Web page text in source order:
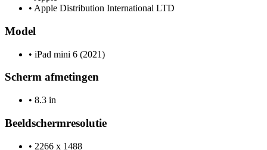
• Apple Distribution International LTD
Model
• iPad mini 6 (2021)
Scherm afmetingen
• 8.3 in
Beeldschermresolutie
• 2266 x 1488